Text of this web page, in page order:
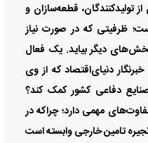
تولیدکنندگان، قطعه‌سازان و
ظرفیتی که در صورت نیاز
دیگر بیاید. یک فعال
دنیای‌اقتصاد که از وی
دفاعی کشور کمک کند؟
داد که شرایط امروز با دهه۶۰ تفاوت‌های مهمی دارد؛ چراکه در
تامین خارجی وابسته است